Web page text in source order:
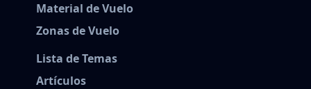
Material de Vuelo
Zonas de Vuelo
Lista de Temas
Artículos